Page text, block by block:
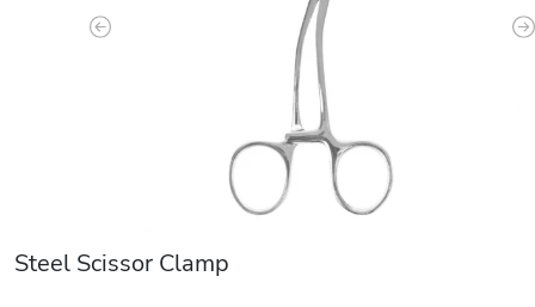
Previous
Steel Scissor Clamp